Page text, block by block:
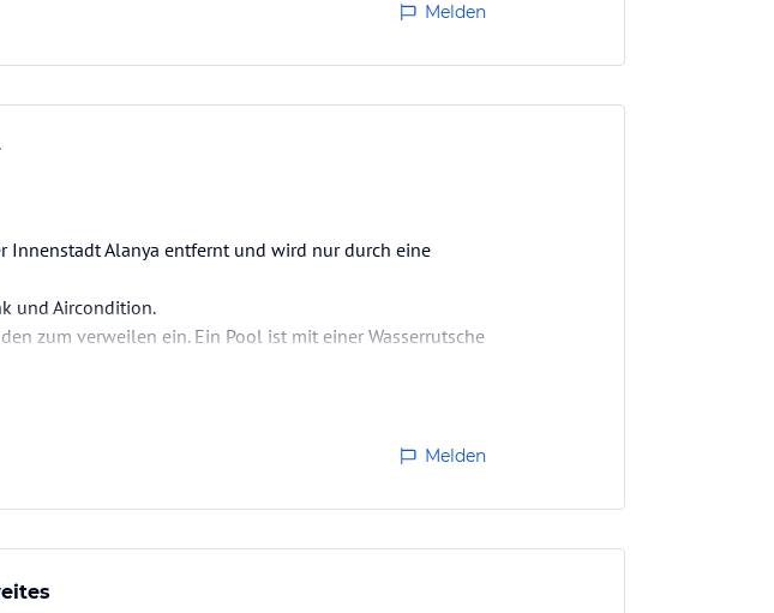
Melden
Innenstadt Alanya entfernt und wird nur durch eine
und Aircondition.
zum verweilen ein. Ein Pool ist mit einer Wasserrutsche
befindet sich…
Melden